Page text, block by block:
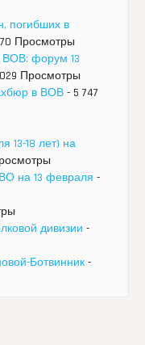
погибших в
Просмотры
форум 13
Просмотры
в ВОВ - 5 747
13-18 лет) на
на 13 февраля -
дивизии -
Ботвинник -